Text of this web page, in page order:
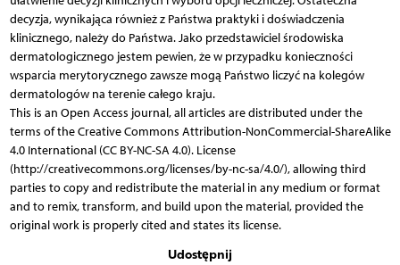
decyzja, wynikająca również z Państwa praktyki i doświadczenia
klinicznego, należy do Państwa. Jako przedstawiciel środowiska
dermatologicznego jestem pewien, że w przypadku konieczności
wsparcia merytorycznego zawsze mogą Państwo liczyć na kolegów
dermatologów na terenie całego kraju.
This is an Open Access journal, all articles are distributed under the
terms of the Creative Commons Attribution-NonCommercial-ShareAlike
4.0 International (CC BY-NC-SA 4.0). License
(http://creativecommons.org/licenses/by-nc-sa/4.0/), allowing third
parties to copy and redistribute the material in any medium or format
and to remix, transform, and build upon the material, provided the
original work is properly cited and states its license.
Udostępnij